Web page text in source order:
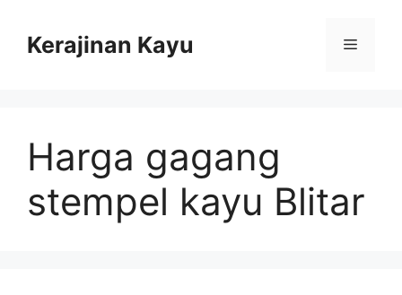
contentKerajinan Kayu Menu
Harga gagang
stempel kayu Blitar